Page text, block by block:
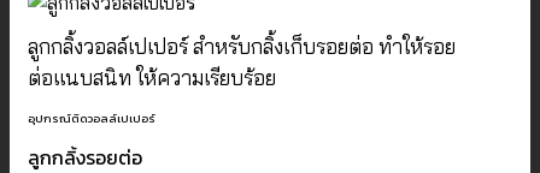
ลูกกลิ้งวอลล์เปเปอร์ สำหรับกลิ้งเก็บรอยต่อ ทำให้รอย
ต่อแนบสนิท ให้ความเรียบร้อย
อุปกรณ์ติดวอลล์เปเปอร์
ลูกกลิ้งรอยต่อ